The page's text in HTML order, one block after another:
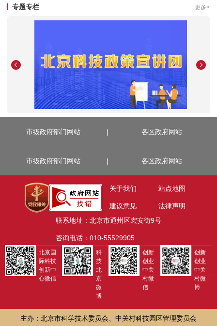
专题专栏 更多>
市级政府部门网站 | 各区政府网站
市级政府部门网站 | 各区政府网站
关于我们 站点地图
建议意见
法律声明
联系地址：北京市通州区宏安街9号
咨询电话：010-55529905
北京国
际科技
创新中
心微信
科
技
北
京
微
博
创新
创业
中关
村微
信
创新
创业
中关
村微
博
主办：北京市科学技术委员会、中关村科技园区管理委员会